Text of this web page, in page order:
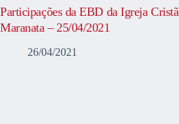
Participações da EBD da Igreja Cristã
Maranata – 25/04/2021
26/04/2021